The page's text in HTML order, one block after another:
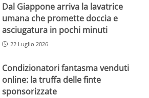
Dal Giappone arriva la lavatrice
umana che promette doccia e
asciugatura in pochi minuti
22 Luglio 2026
Condizionatori fantasma venduti
online: la truffa delle finte
sponsorizzate